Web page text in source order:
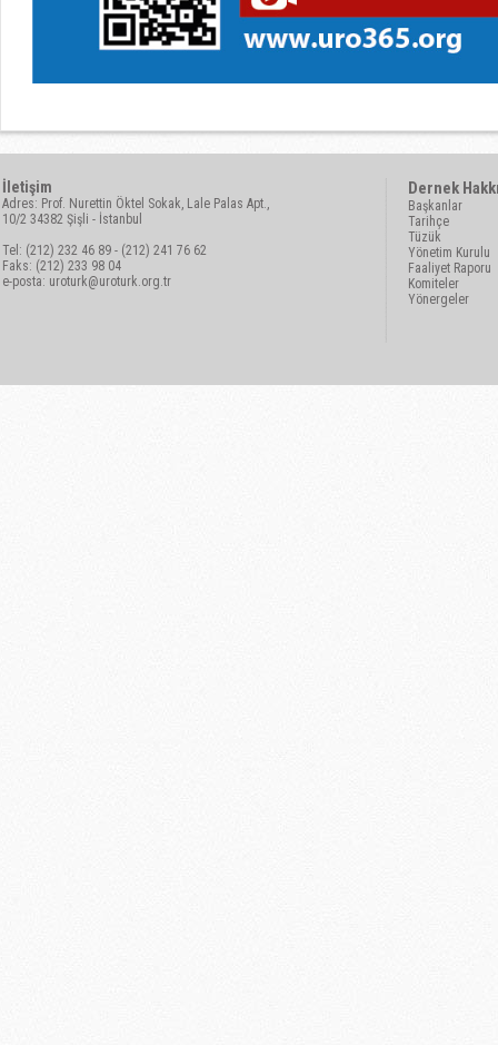
İletişim
Adres: Prof. Nurettin Öktel Sokak, Lale Palas Apt.,
10/2 34382 Şişli - İstanbul
Tel: (212) 232 46 89 - (212) 241 76 62
Faks: (212) 233 98 04
e-posta: uroturk@uroturk.org.tr
Dernek
Başkanlar
Tarihçe
Tüzük
Yönetim Kurulu
Faaliyet Raporu
Komiteler
Yönergeler